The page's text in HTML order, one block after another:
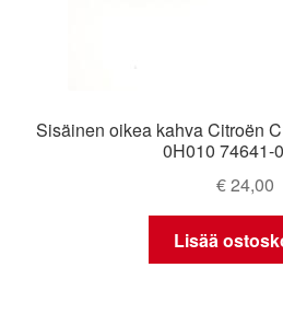
Sisäinen oikea kahva Citroën
0H010 74641-
€24,00
Lisää